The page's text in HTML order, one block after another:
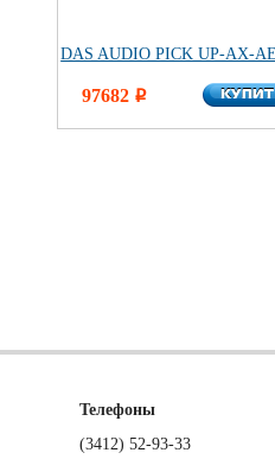
DAS AUDIO PICK UP-AX-
97682 i
Телефоны
(3412) 52-93-33